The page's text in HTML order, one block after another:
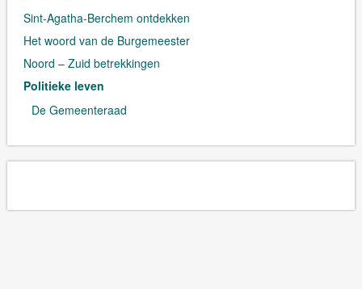
Sint-Agatha-Berchem ontdekken
Het woord van de Burgemeester
Noord – Zuid betrekkingen
Politieke leven
De Gemeenteraad